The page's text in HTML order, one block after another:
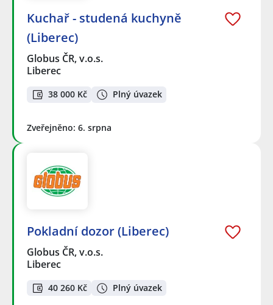
Kuchař - studená kuchyně
(Liberec)
Globus ČR, v.o.s.
Liberec
38 000 Kč Plný úvazek
Zveřejněno: 6. srpna
Pokladní dozor (Liberec)
Globus ČR, v.o.s.
Liberec
40 260 Kč Plný úvazek